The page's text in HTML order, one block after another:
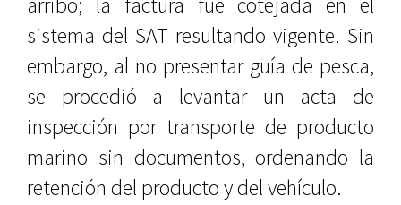
sistema del SAT resultando vigente. Sin
embargo, al no presentar guía de pesca,
se procedió a levantar un acta de
inspección por transporte de producto
marino sin documentos, ordenando la
retención del producto y del vehículo.